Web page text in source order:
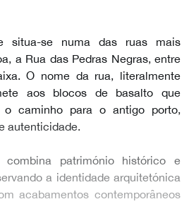
situa-se numa das ruas mais
a Rua das Pedras Negras, entre
O nome da rua, literalmente
aos blocos de basalto que
o caminho para o antigo porto,
autenticidade.
combina património histórico e
a identidade arquitetónica
acabamentos contemporâneos